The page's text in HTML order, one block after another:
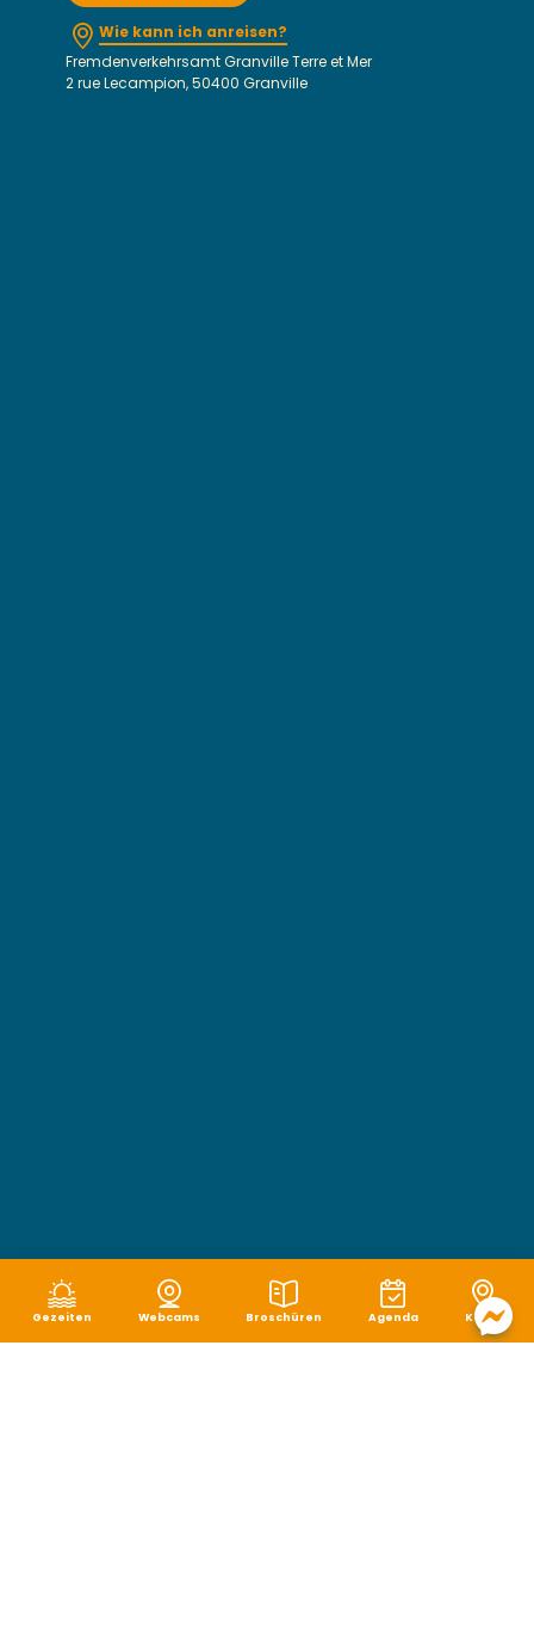
Gezeiten Webcams Broschüren Agenda Karte
Wie kann ich anreisen?
Fremdenverkehrsamt Granville Terre et Mer
2 rue Lecampion, 50400 Granville